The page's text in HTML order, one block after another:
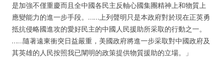
是加強不僅重慶而且全中國各民主反軸心國集團精神上和物質上
應變能力的進一步手段。……上列聲明只是本政府對於現在正英勇
抵抗侵略國進攻的愛好民主的中國人民援助所采取的行動之一。
……隨著遠東衝突日益嚴重，美國政府將進一步采取對中國政府及
其英雄的人民按照我已闡明的政策提供物質援助的立場。」